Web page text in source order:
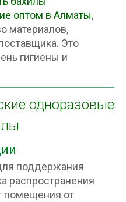
оптом в Алматы,
материалов,
Это
гигиены и
одноразовые
поддержания
распространения
помещения от